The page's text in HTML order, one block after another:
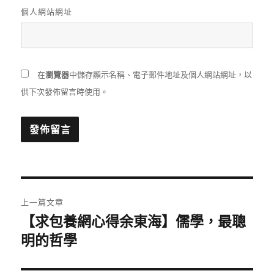
個人網站網址
在瀏覽器中儲存顯示名稱、電子郵件地址及個人網站網址，以
供下次發佈留言時使用。
章
導
覽
上一篇文章
一
文
【求包養網心得余東海】儒學，最聰
明的哲學